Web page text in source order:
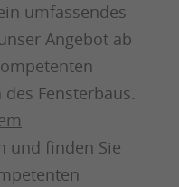
umfassendes
Angebot ab
Fensterbaus.
und finden Sie